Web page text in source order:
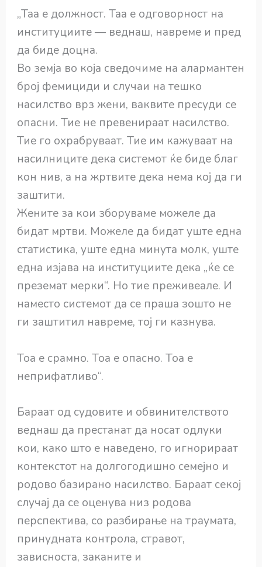
„Таа е должност. Таа е одговорност на
институциите — веднаш, навреме и пред
да биде доцна.
Во земја во која сведочиме на алармантен
број фемициди и случаи на тешко
насилство врз жени, ваквите пресуди се
опасни. Тие не превенираат насилство.
Тие го охрабруваат. Тие им кажуваат на
насилниците дека системот ќе биде благ
кон нив, а на жртвите дека нема кој да ги
заштити.
Жените за кои зборуваме можеле да
бидат мртви. Можеле да бидат уште една
статистика, уште една минута молк, уште
една изјава на институциите дека „ќе се
преземат мерки“. Но тие преживеале. И
наместо системот да се праша зошто не
ги заштитил навреме, тој ги казнува.
Тоа е срамно. Тоа е опасно. Тоа е
неприфатливо“.
Бараат од судовите и обвинителството
веднаш да престанат да носат одлуки
кои, како што е наведено, го игнорираат
контекстот на долгогодишно семејно и
родово базирано насилство. Бараат секој
случај да се оценува низ родова
перспектива, со разбирање на траумата,
принудната контрола, стравот,
зависноста, заканите и